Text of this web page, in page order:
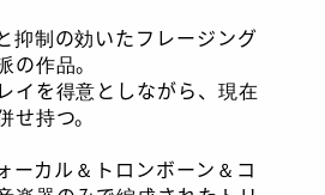
抑制の効いたフレージング
作品。
イを得意としながら、現在
持つ。
ーカル＆トロンボーン＆コ